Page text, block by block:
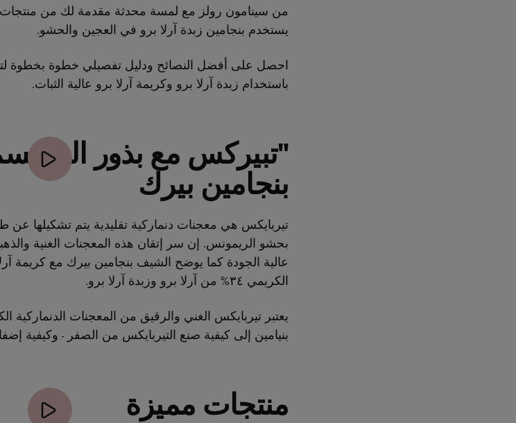
من سينامون رولز مع لمسة محدثة مقدمة لك من منتجات
يستخدم بنجامين زبدة آرلا برو في العجين والحشو.
احصل على أفضل النصائح ودليل تفصيلي خطوة بخطوة
باستخدام زبدة آرلا برو وكريمة آرلا برو عالية الثبات.
"تبيركس مع بذور
بنجامين بيرك
تيربايكس هي معجنات دنماركية تقليدية يتم تشكيلها عن
بحشو الريمونس. إن سر إتقان هذه المعجنات الغنية
الكريمي ٣٤% من آرلا برو وزبدة آرلا برو.
يعتبر تيربايكس الغني والرقيق من المعجنات الدنماركية
بنيامين إلى كيفية صنع التيربايكس من الصفر - وكيفية
منتجات مميزة